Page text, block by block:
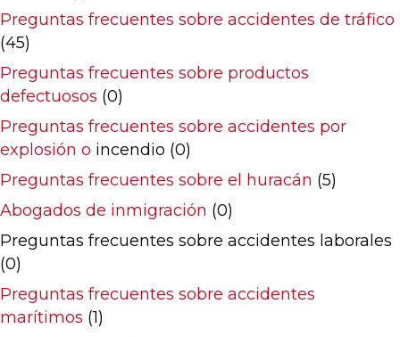
Preguntas frecuentes sobre accidentes de tráfico
(45)
Preguntas frecuentes sobre productos
defectuosos (0)
Preguntas frecuentes sobre accidentes por
explosión o incendio (0)
Preguntas frecuentes sobre el huracán (5)
Abogados de inmigración (0)
Preguntas frecuentes sobre accidentes laborales
(0)
Preguntas frecuentes sobre accidentes
marítimos (1)